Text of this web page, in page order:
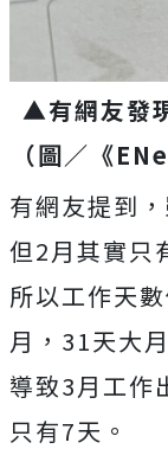
▲有網友發
（圖／《
有網友提到
但2月其實只
所以工作天
月，31天大
導致3月工作
只有7天。